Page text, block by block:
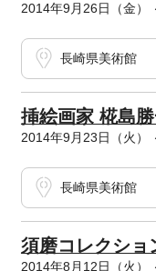
2014年9月26日（金）
長崎県美術館
挿絵画家 椛島
2014年9月23日（火）
長崎県美術館
須磨コレクショ
2014年8月12日（火）